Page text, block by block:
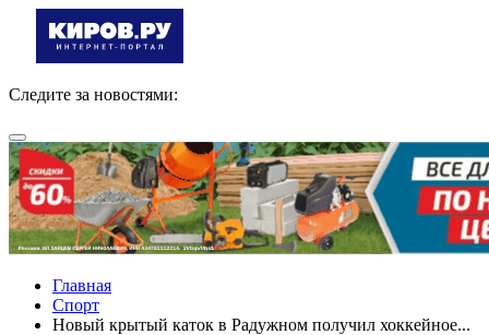
Следите за новостями:
Главная
Спорт
Новый крытый каток в Радужном получил хоккейное...